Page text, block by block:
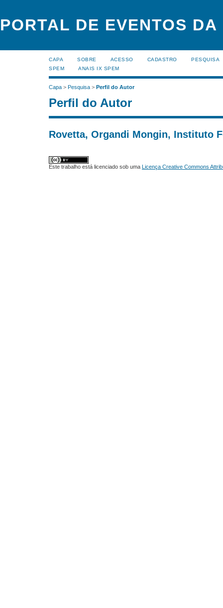
PORTAL DE EVENTOS DA
CAPA SOBRE ACESSO CADASTRO
PESQUISA
SPEM
ANAIS IX SPEM
Capa > Pesquisa > Perfil do Autor
Perfil do Autor
Rovetta, Organdi Mongin, Instituto
Este trabalho está licenciado sob uma Licença Creative Commons